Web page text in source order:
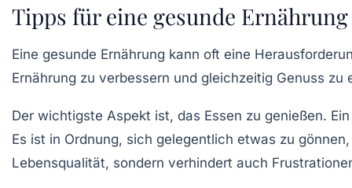
Tipps für eine gesunde
Eine gesunde Ernährung kann oft eine
Ernährung zu verbessern und gleichzeitig Genuss zu
Der wichtigste Aspekt ist, das Essen zu genießen.
Es ist in Ordnung, sich gelegentlich etwas zu
Lebensqualität, sondern verhindert auch